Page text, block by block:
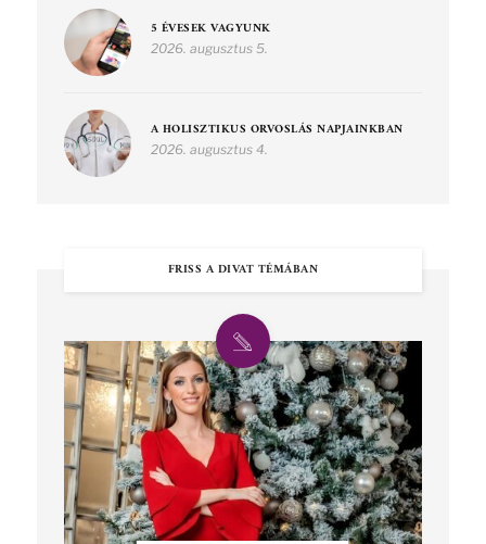
5 ÉVESEK VAGYUNK
2026. augusztus 5.
A HOLISZTIKUS ORVOSLÁS NAPJAINKBAN
2026. augusztus 4.
FRISS A DIVAT TÉMÁBAN